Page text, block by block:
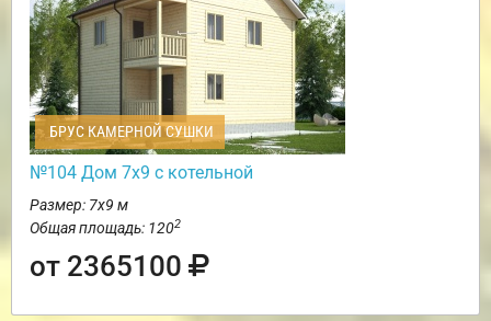
БРУС КАМЕРНОЙ СУШКИ
№104 Дом 7х9 с котельной
Размер: 7х9 м
Общая площадь: 1202
от 2365100